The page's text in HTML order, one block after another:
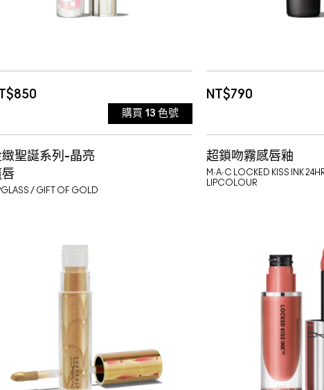
購買 13 色號
ACCOLADE(新色)
AESTHETIC 煙水晶(主打色)
CASUAL 茶晶(主打色)
FROSTING 極光晶(主打色)
FROZEN(新色)
INSTINCT 銅髮晶
NT$790
DANGEROUS
霧面
霧面質地
緻聖誕系列-晶亮
/ GIFT OF GOLD
超鎖吻霧感唇釉
M·A·C LOCKED KISS INK
LIPCOLOUR